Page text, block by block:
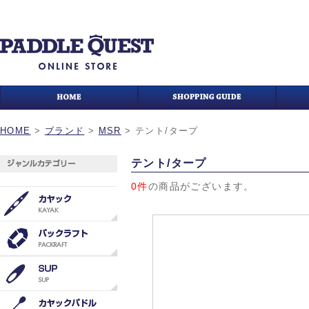
HOME > ブランド > MSR > テント/タープ
テント/タープ
0件の商品がございます。